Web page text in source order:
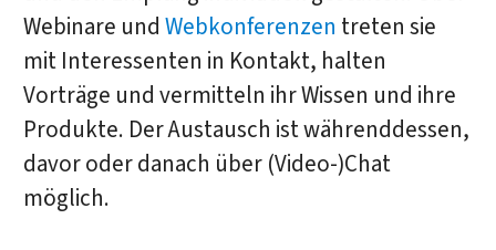
Webinare und Webkonferenzen treten sie
mit Interessenten in Kontakt, halten
Vorträge und vermitteln ihr Wissen und ihre
Produkte. Der Austausch ist währenddessen,
davor oder danach über (Video-)Chat
möglich.